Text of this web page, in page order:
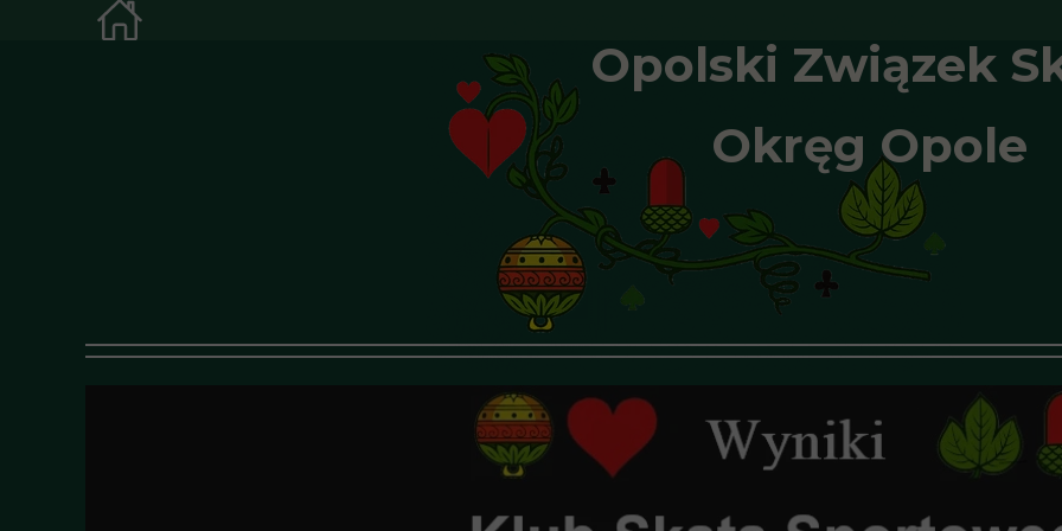
Opolski Związek
Okręg Opole